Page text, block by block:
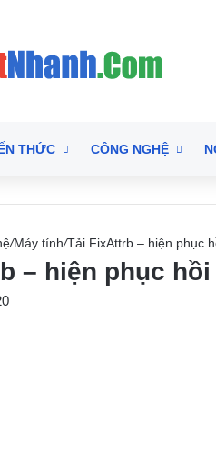
THỨC CÔNG NGHỆ
/Máy tính/Tải FixAttrb – hiện phục
– hiện phục